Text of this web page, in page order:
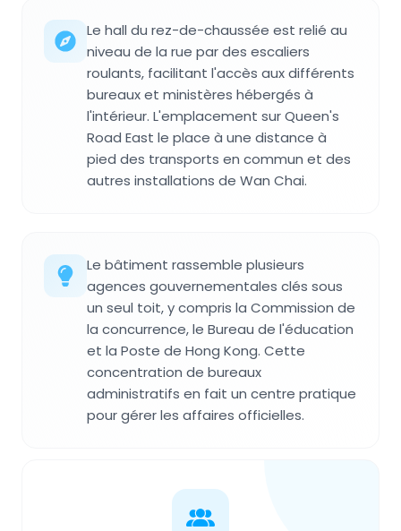
Le hall du rez-de-chaussée est relié au
niveau de la rue par des escaliers
roulants, facilitant l'accès aux différents
bureaux et ministères hébergés à
l'intérieur. L'emplacement sur Queen's
Road East le place à une distance à
pied des transports en commun et des
autres installations de Wan Chai.
Le bâtiment rassemble plusieurs
agences gouvernementales clés sous
un seul toit, y compris la Commission de
la concurrence, le Bureau de l'éducation
et la Poste de Hong Kong. Cette
concentration de bureaux
administratifs en fait un centre pratique
pour gérer les affaires officielles.